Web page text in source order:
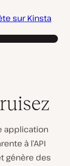
sur Kinsta
application
à l’API
génère des